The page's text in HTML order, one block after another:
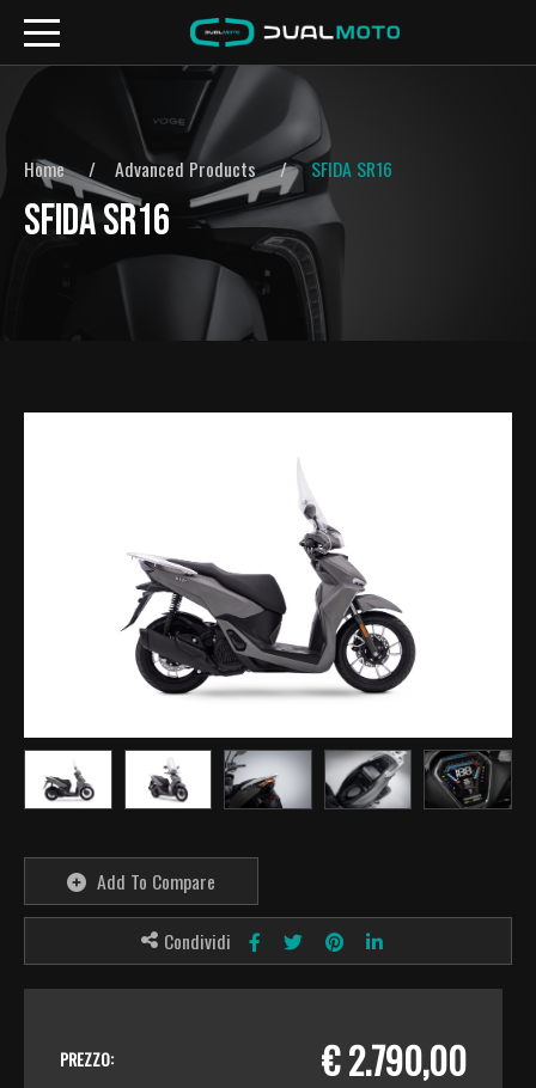
Home Advanced Products SFIDA SR16
SFIDA SR16
Add To Compare
Condividi
PREZZO: € 2.790,00